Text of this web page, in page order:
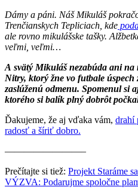
Dámy a páni. Náš Mikuláš
Trenčianskych Tepliciach, kde
ale rovno mikulášske tašky.
veľmi, veľmi…
A svätý Mikuláš nezabúda ani na
Nitry, ktorý žne vo futbale úspech
zaslúženú odmenu. Spomenul si
ktorého si balík plný dobrôt
Ďakujeme, že aj vďaka vám, drahí
radosť a šíriť dobro.
————————–
Prečítajte si tiež: Projekt Staráme
VÝZVA: Podarujme spoločne